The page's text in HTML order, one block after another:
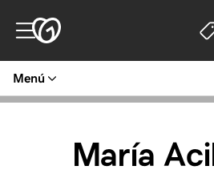
Menú
María